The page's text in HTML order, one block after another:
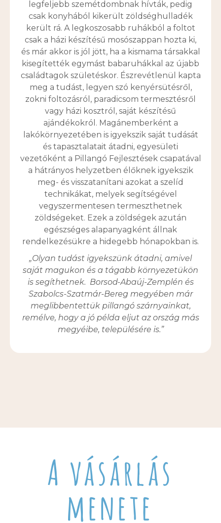
legfeljebb szemétdombnak hívták, pedig
csak konyhából kikerült zöldséghulladék
került rá. A legkoszosabb ruhákból a foltot
csak a házi készítésű mosószappan hozta ki,
és már akkor is jól jött, ha a kismama társakkal
kisegítették egymást babaruhákkal az újabb
családtagok születéskor. Észrevétlenül kapta
meg a tudást, legyen szó kenyérsütésről,
zokni foltozásról, paradicsom termesztésről
vagy házi kosztról, saját készítésű
ajándékokról. Magánemberként a
lakókörnyezetében is igyekszik saját tudását
és tapasztalatait átadni, egyesületi
vezetőként a Pillangó Fejlesztések csapatával
a hátrányos helyzetben élőknek igyekszik
meg- és visszatanítani azokat a szelíd
technikákat, melyek segítségével
vegyszermentesen termeszthetnek
zöldségeket. Ezek a zöldségek azután
egészséges alapanyagként állnak
rendelkezésükre a hidegebb hónapokban is.
„Olyan tudást igyekszünk átadni, amivel
saját magukon és a tágabb környezetükön
is segíthetnek. Borsod-Abaúj-Zemplén és
Szabolcs-Szatmár-Bereg megyében már
meglibbentettük pillangó szárnyainkat,
remélve, hogy a jó példa eljut az ország más
megyéibe, településére is.”
A vásárlás
menete